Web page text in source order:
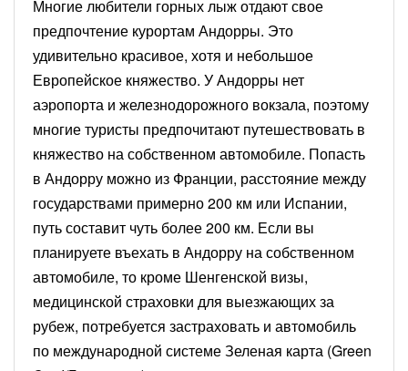
Многие любители горных лыж отдают свое
предпочтение курортам Андорры. Это
удивительно красивое, хотя и небольшое
Европейское княжество. У Андорры нет
аэропорта и железнодорожного вокзала, поэтому
многие туристы предпочитают путешествовать в
княжество на собственном автомобиле. Попасть
в Андорру можно из Франции, расстояние между
государствами примерно 200 км или Испании,
путь составит чуть более 200 км. Если вы
планируете въехать в Андорру на собственном
автомобиле, то кроме Шенгенской визы,
медицинской страховки для выезжающих за
рубеж, потребуется застраховать и автомобиль
по международной системе Зеленая карта (Green